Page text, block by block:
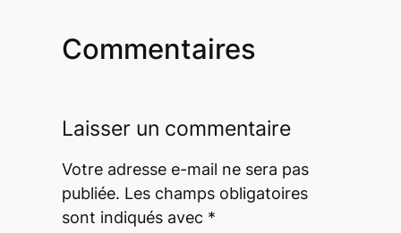
Commentaires
Laisser un commentaire
Votre adresse e-mail ne sera pas
publiée. Les champs obligatoires
sont indiqués avec *